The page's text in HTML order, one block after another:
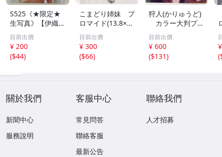
S525《★限定★
生写真》【伊織も
え】ビッグコミッ
クスピリッツ 202
6年8月3日号 ★セ
ブンネット限定特
目前出價
¥ 200
($44)
こまどり姉妹 プ
ロマイド(13.8×8.
5cm) 1枚●bn.4
6
目前出價
¥ 300
($66)
狩人(かりゅうど)
カラー大判プロ
マイド(18×13cm)
1枚●bn.48
目前出價
¥ 600
($131)
(
關於我們
新聞中心
服務說明
客服中心
常見問答
聯絡客服
最新公告
聯絡我們
人才招募